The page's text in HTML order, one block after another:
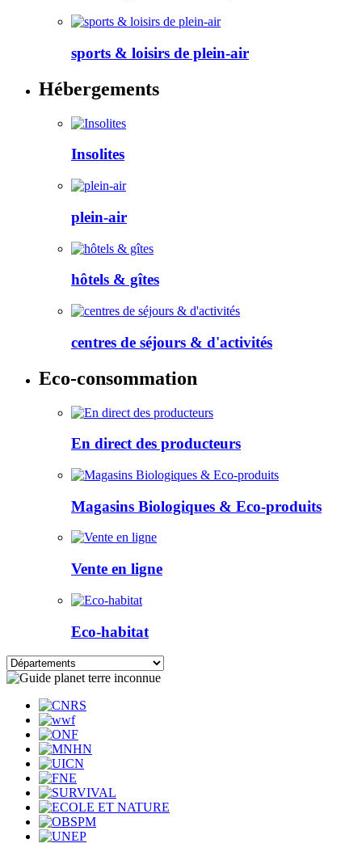
sports & loisirs de plein-air
Hébergements
Insolites
plein-air
hôtels & gîtes
centres de séjours & d'activités
Eco-consommation
En direct des producteurs
Magasins Biologiques & Eco-produits
Vente en ligne
Eco-habitat